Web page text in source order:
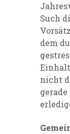
Such
dem
nicht